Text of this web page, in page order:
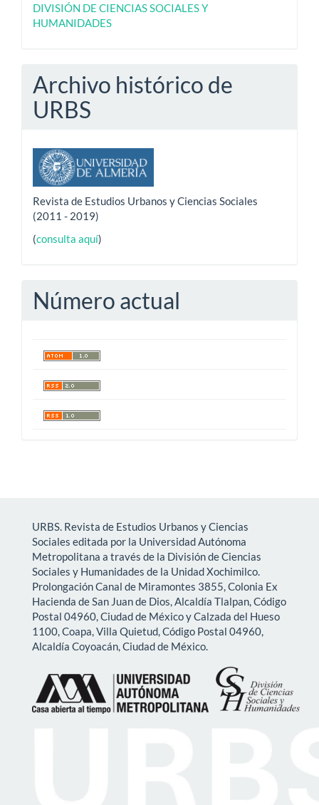
DIVISIÓN DE CIENCIAS SOCIALES Y
HUMANIDADES
Archivo histórico de
URBS
Revista de Estudios Urbanos y Ciencias Sociales
(2011 - 2019)
(consulta aquí)
Número actual
URBS. Revista de Estudios Urbanos y Ciencias
Sociales editada por la Universidad Autónoma
Metropolitana a través de la División de Ciencias
Sociales y Humanidades de la Unidad Xochimilco.
Prolongación Canal de Miramontes 3855, Colonia Ex
Hacienda de San Juan de Dios, Alcaldía Tlalpan, Código
Postal 04960, Ciudad de México y Calzada del Hueso
1100, Coapa, Villa Quietud, Código Postal 04960,
Alcaldía Coyoacán, Ciudad de México.